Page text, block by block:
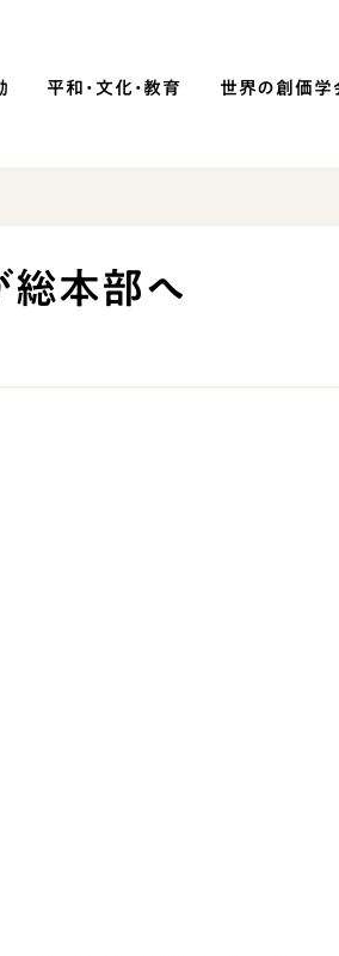
平和・文化・教育 世界の創価学
SDGs）」の
総本部へ